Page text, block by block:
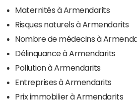
Maternités à Armendarits
Risques naturels à Armendarits
Nombre de médecins à
Délinquance à Armendarits
Pollution à Armendarits
Entreprises à Armendarits
Prix immobilier à Armendarits